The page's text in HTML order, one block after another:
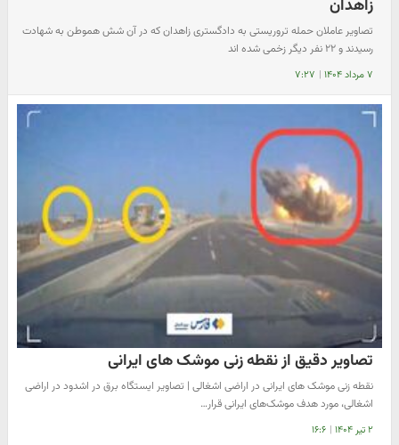
زاهدان
تصاویر عاملان حمله تروریستی به دادگستری زاهدان که در آن شش هموطن به شهادت
رسیدند و ۲۲ نفر دیگر زخمی شده اند
۷ مرداد ۱۴۰۴ | ۷:۲۷
تصاویر دقیق از نقطه زنی موشک های ایرانی
نقطه زنی موشک های ایرانی در اراضی اشغالی | تصاویر ایستگاه برق در اشدود در اراضی
اشغالی، مورد هدف موشک‌های ایرانی قرار…
۲ تیر ۱۴۰۴ | ۱۶:۶